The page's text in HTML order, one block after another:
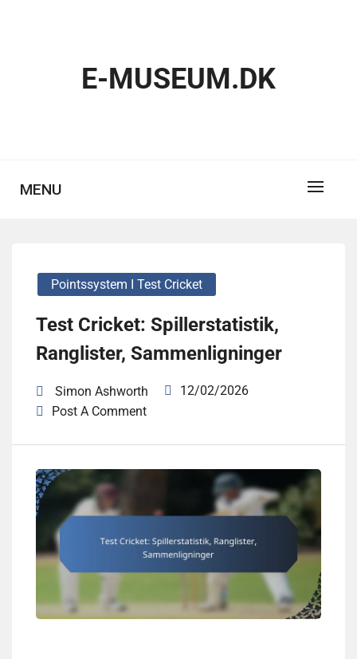
E-MUSEUM.DK
MENU
Pointssystem I Test Cricket
Test Cricket: Spillerstatistik,
Ranglister, Sammenligninger
Simon Ashworth
12/02/2026
Post A Comment